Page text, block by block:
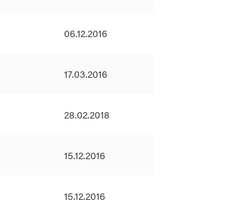
06.12.2016
17.03.2016
28.02.2018
15.12.2016
15.12.2016